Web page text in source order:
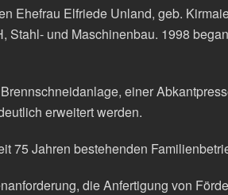
Ehefrau Elfriede Unland, geb.
und Maschinenbau. 1998
einer
erweitert werden.
75 Jahren bestehenden
die Anfertigung von